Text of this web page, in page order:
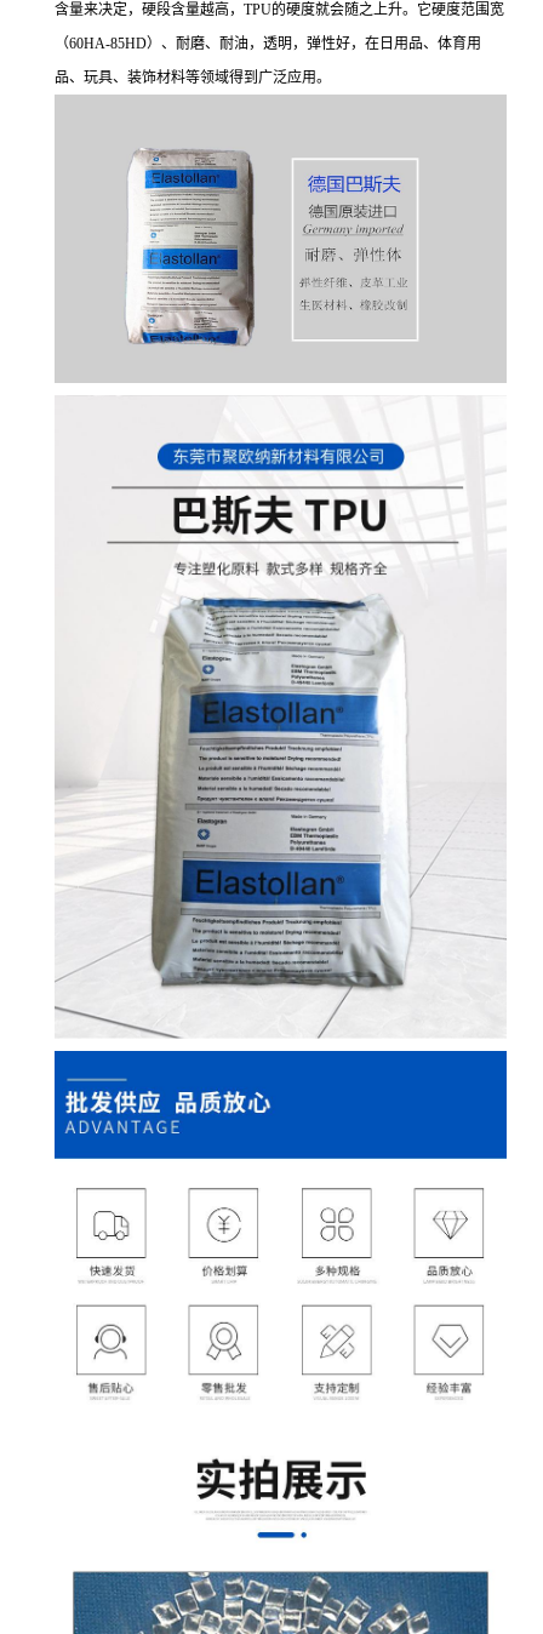
含量来决定，硬段含量越高，TPU的硬度就会随之上升。它硬度范围宽
（60HA-85HD）、耐磨、耐油，透明，弹性好，在日用品、体育用
品、玩具、装饰材料等领域得到广泛应用。